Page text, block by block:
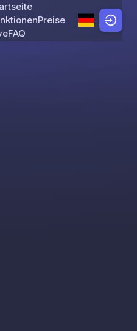
Skip to content
Preise
FAQ